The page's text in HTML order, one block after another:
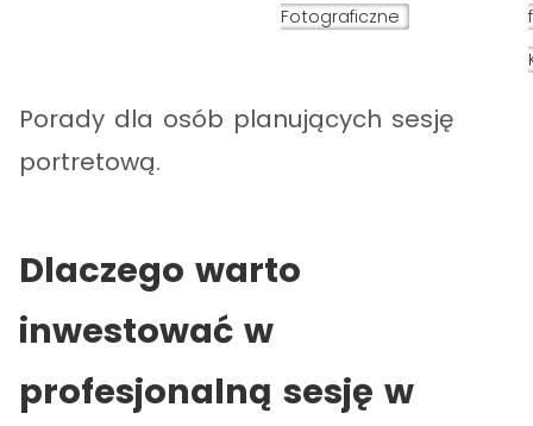
Fotograficzne
Porady dla osób planujących sesję
portretową.
Dlaczego warto
inwestować w
profesjonalną sesję w